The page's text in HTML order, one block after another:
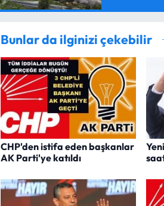
Bunlar da ilginizi çekebilir
CHP'den istifa eden başkanlar
AK Parti'ye katıldı